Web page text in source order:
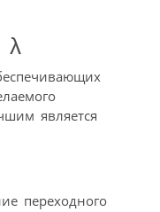
λ
является
переходного